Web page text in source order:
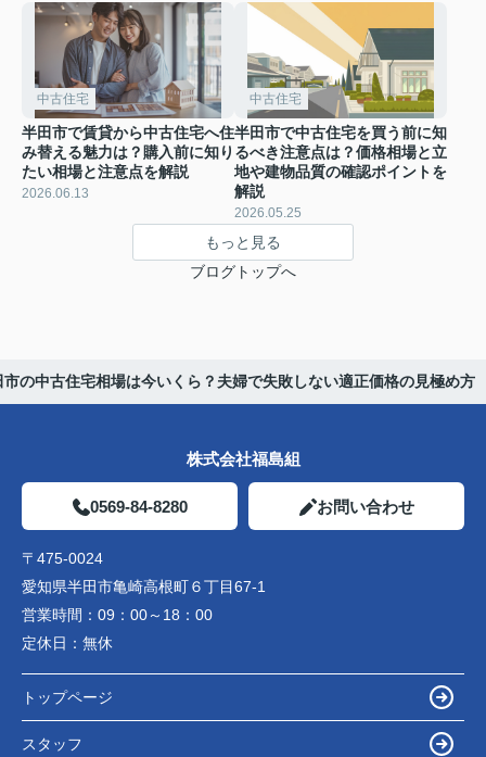
中古住宅
半田市で賃貸から中古住宅へ住
み替える魅力は？購入前に知り
たい相場と注意点を解説
2026.06.13
中古住宅
半田市で中古住宅を買う前に知
るべき注意点は？価格相場と立
地や建物品質の確認ポイントを
解説
2026.05.25
もっと見る
ブログトップへ
市の中古住宅相場は今いくら？夫婦で失敗しない適正価格の見極め方
株式会社福島組
0569-84-8280 お問い合わせ
〒475-0024
愛知県半田市亀崎高根町６丁目67-1
営業時間： 09：00～18：00
定休日： 無休
トップページ
スタッフ